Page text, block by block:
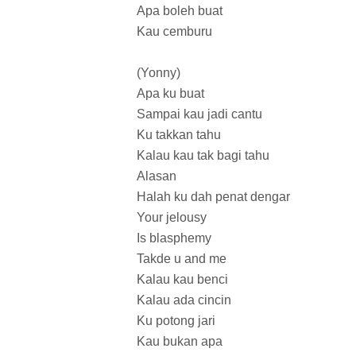
Apa boleh buat
Kau cemburu
(Yonny)
Apa ku buat
Sampai kau jadi cantu
Ku takkan tahu
Kalau kau tak bagi tahu
Alasan
Halah ku dah penat dengar
Your jelousy
Is blasphemy
Takde u and me
Kalau kau benci
Kalau ada cincin
Ku potong jari
Kau bukan apa